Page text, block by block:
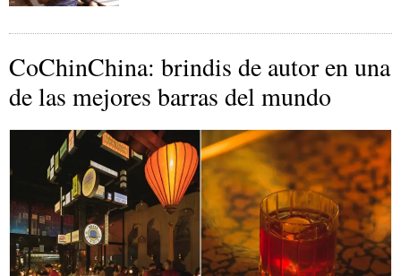
CoChinChina: brindis de autor en una
de las mejores barras del mundo